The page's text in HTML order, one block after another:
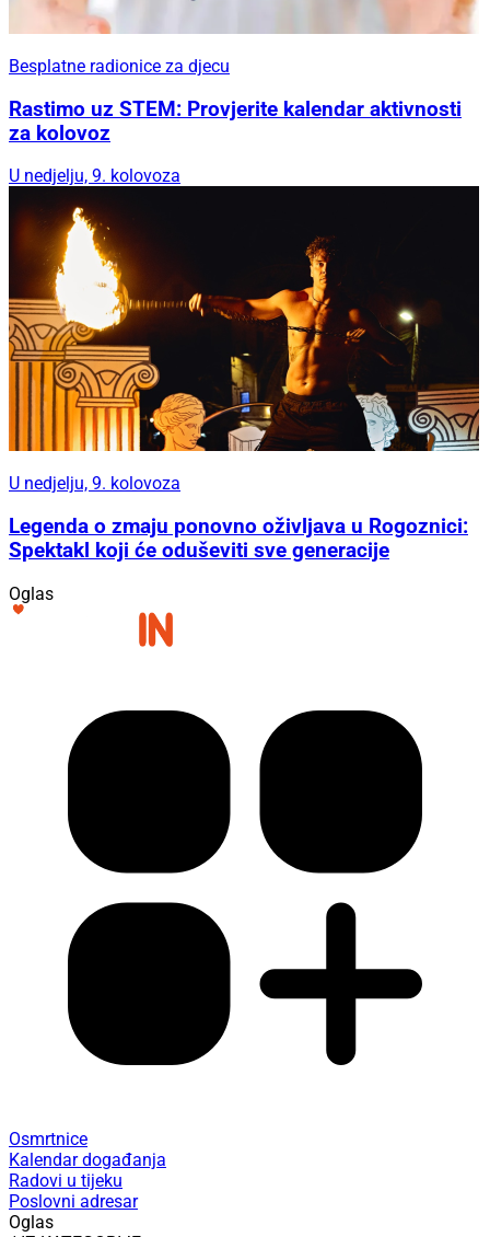
Besplatne radionice za djecu
Rastimo uz STEM: Provjerite kalendar aktivnosti
za kolovoz
U nedjelju, 9. kolovoza
U nedjelju, 9. kolovoza
Legenda o zmaju ponovno oživljava u Rogoznici:
Spektakl koji će oduševiti sve generacije
Oglas
Osmrtnice
Kalendar događanja
Radovi u tijeku
Poslovni adresar
Oglas